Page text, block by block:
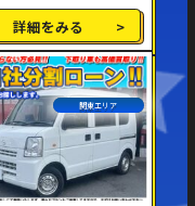
詳細をみる
関東エリア